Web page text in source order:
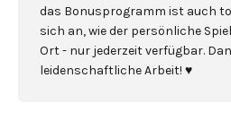
das Bonusprogramm ist auch
sich an, wie der persönliche
Ort - nur jederzeit verfügbar.
leidenschaftliche Arbeit! ♥️